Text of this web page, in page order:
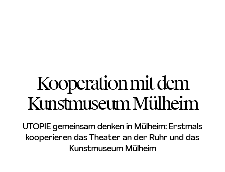
Kooperation mit dem
Kunstmuseum Mülheim
UTOPIE gemeinsam denken in Mülheim: Erstmals
kooperieren das Theater an der Ruhr und das
Kunstmuseum Mül­heim